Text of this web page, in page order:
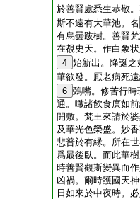
於善賢處悉生恭敬
斯不遠有大華池。名
有烏曇跋樹。善賢
在覩史天。作白象
4 始新出。降誕
華欲發。厭老病死
6 鵶嘴。修苦行
通。噉諸飮食廣如
開敷。梵王來請於
及華光色榮盛。妙
悲普於有縁。所在
爲最後臥。而此華
時善賢觀斯變異而
凶禍。爾時護國天
日如來於中夜時。